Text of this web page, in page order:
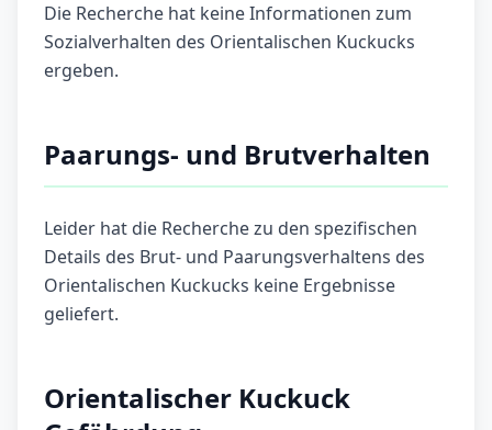
Die Recherche hat keine Informationen zum
Sozialverhalten des Orientalischen Kuckucks
ergeben.
Paarungs- und Brutverhalten
Leider hat die Recherche zu den spezifischen
Details des Brut- und Paarungsverhaltens des
Orientalischen Kuckucks keine Ergebnisse
geliefert.
Orientalischer Kuckuck